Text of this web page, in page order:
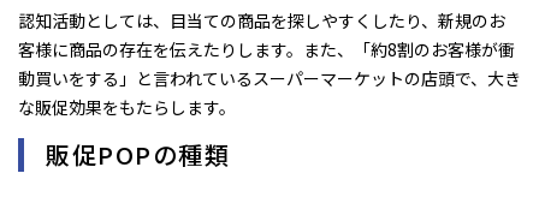
認知活動としては、目当ての商品を探しやすくしたり、新規のお
客様に商品の存在を伝えたりします。また、「約8割のお客様が衝
動買いをする」と言われているスーパーマーケットの店頭で、大き
な販促効果をもたらします。
販促POPの種類